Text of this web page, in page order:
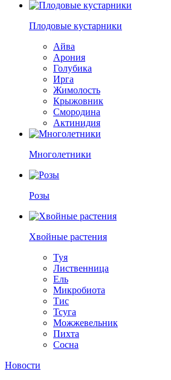
Плодовые кустарники
Айва
Арония
Голубика
Ирга
Жимолость
Крыжовник
Смородина
Актинидия
Многолетники
Розы
Хвойные растения
Туя
Лиственница
Ель
Микробиота
Тис
Тсуга
Можжевельник
Пихта
Сосна
Новости